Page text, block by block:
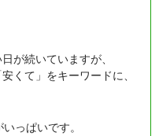
が続いていますが、
くて」をキーワードに、
っぱいです。